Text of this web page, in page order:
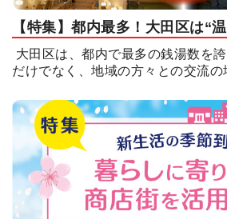
【特集】都内最多！大田区は“温
大田区は、都内で最多の銭湯数を
だけでなく、地域の方々との交流